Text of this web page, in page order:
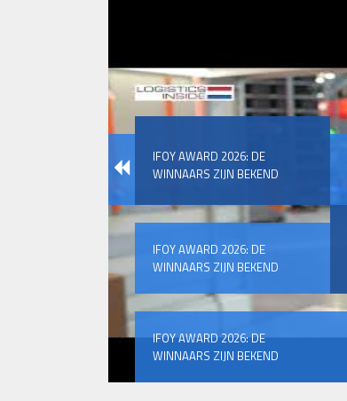
IFOY AWARD 2026: DE
WINNAARS ZIJN BEKEND
IFOY AWARD 2026: DE
WINNAARS ZIJN BEKEND
IFOY AWARD 2026: DE
WINNAARS ZIJN BEKEND